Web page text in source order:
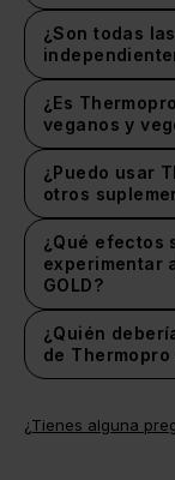
Depende de
una ración
sesión o
día.
¿Son todas
¿Es
veganos y
apto para
¿Puedo usar
otros
La respuesta
comprobar
producto si
de suplementos.
¿Qué efectos
experimentar
GOLD?
No hemos
desagradables
¿Quién
de Thermopro
Personas que
¿Tienes alguna